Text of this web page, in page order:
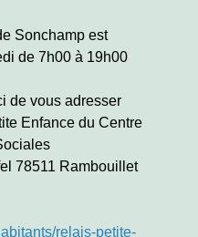
Sonchamp est
de 7h00 à 19h00
de vous adresser
Enfance du Centre
78511 Rambouillet
relais-petite-